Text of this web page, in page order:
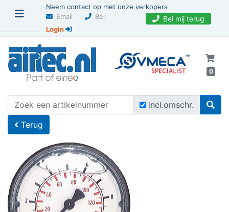
Neem contact op met onze verkopers
Email
Bel Bel mij terug
Login
0
incl.omschr.
U bevindt zich hier Home
Terug